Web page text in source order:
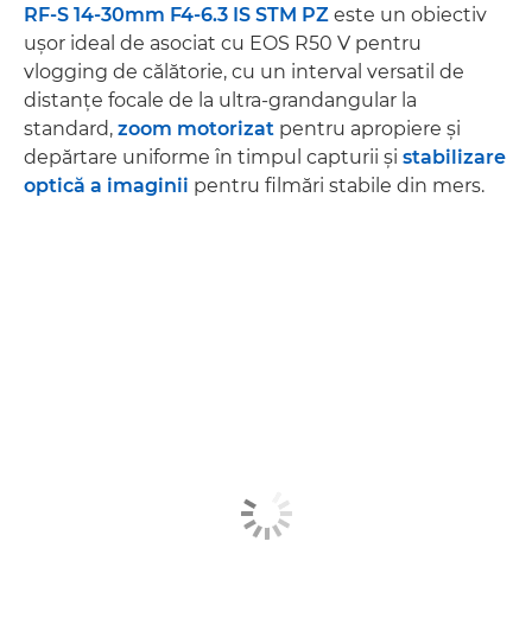
RF-S 14-30mm F4-6.3 IS STM PZ este un obiectiv
uşor ideal de asociat cu EOS R50 V pentru
vlogging de călătorie, cu un interval versatil de
distanţe focale de la ultra-grandangular la
standard, zoom motorizat pentru apropiere şi
depărtare uniforme în timpul capturii şi stabilizare
optică a imaginii pentru filmări stabile din mers.